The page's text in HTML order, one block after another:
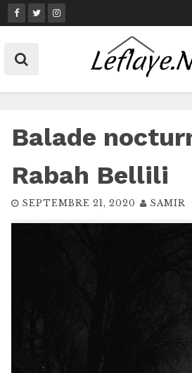
Skip
to
Balade
Rabah Bellili
SEPTEMBRE 21, 2020 SAMIR